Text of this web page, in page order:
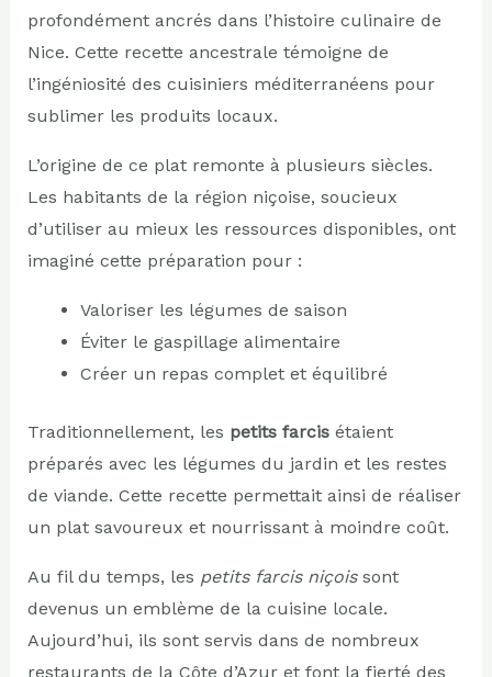
profondément ancrés dans l’histoire culinaire de
Nice. Cette recette ancestrale témoigne de
l’ingéniosité des cuisiniers méditerranéens pour
sublimer les produits locaux.
L’origine de ce plat remonte à plusieurs siècles.
Les habitants de la région niçoise, soucieux
d’utiliser au mieux les ressources disponibles, ont
imaginé cette préparation pour :
Valoriser les légumes de saison
Éviter le gaspillage alimentaire
Créer un repas complet et équilibré
Traditionnellement, les petits farcisétaient
préparés avec les légumes du jardin et les restes
de viande. Cette recette permettait ainsi de réaliser
un plat savoureux et nourrissant à moindre coût.
Au fil du temps, les petits farcis niçoissont
devenus un emblème de la cuisine locale.
Aujourd’hui, ils sont servis dans de nombreux
restaurants de la Côte d’Azur et font la fierté des